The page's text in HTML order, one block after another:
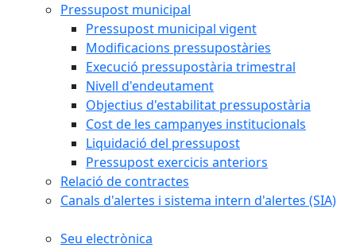
Pressupost municipal
Pressupost municipal vigent
Modificacions pressupostàries
Execució pressupostària trimestral
Nivell d'endeutament
Objectius d'estabilitat pressupostària
Cost de les campanyes institucionals
Liquidació del pressupost
Pressupost exercicis anteriors
Relació de contractes
Canals d'alertes i sistema intern d'alertes (SIA)
Seu electrònica